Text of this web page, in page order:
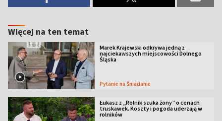
Więcej na ten temat
Marek Krajewski odkrywa jedną z
najciekawszych miejscowości Dolnego
Śląska
Pytanie na Śniadanie
Łukasz z „Rolnik szuka żony” o cenach
truskawek. Koszty i pogoda uderzają w
rolników